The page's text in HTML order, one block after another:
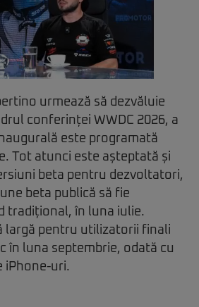
urmează să dezvăluie
conferinței WWDC 2026, a
este programată
Tot atunci este așteptată și
beta pentru dezvoltatori,
beta publică să fie
tradițional, în luna iulie.
largă pentru utilizatorii finali
în luna septembrie, odată cu
iPhone-uri.